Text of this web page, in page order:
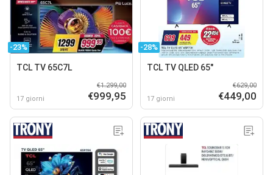
-23%
TCL TV 65C7L
17 giorni
€1.299,00
€999,95
-28%
TCL TV QLED 65"
17 giorni
€629,00
€449,00